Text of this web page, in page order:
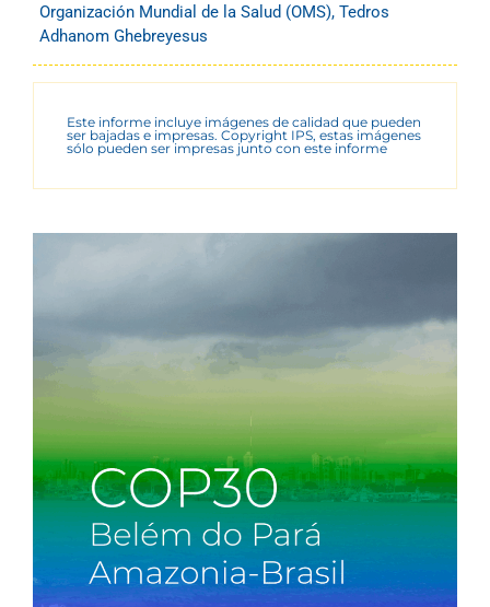
Organización Mundial de la Salud (OMS), Tedros
Adhanom Ghebreyesus
Este informe incluye imágenes de calidad que pueden
ser bajadas e impresas. Copyright IPS, estas imágenes
sólo pueden ser impresas junto con este informe